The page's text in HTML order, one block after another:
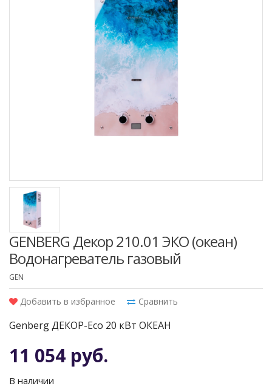
GENBERG Декор 210.01 ЭКО (океан)
Водонагреватель газовый
GEN
Добавить в избранное Сравнить
Genberg ДЕКОР-Eco 20 кВт ОКЕАН
11 054 руб.
В наличии